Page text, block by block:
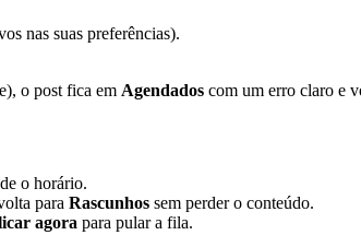
nas suas preferências).
o post fica em Agendados com um erro claro e
o horário.
para Rascunhos sem perder o conteúdo.
agora para pular a fila.